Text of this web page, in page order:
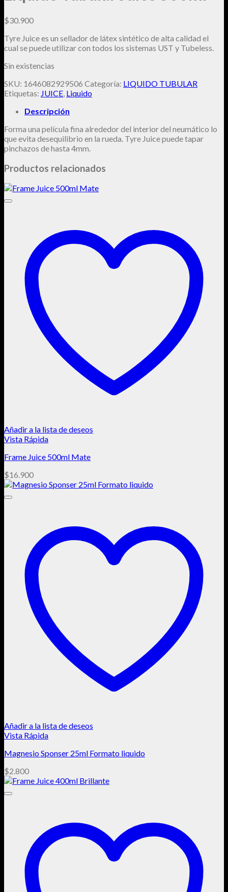
$30.900
Tyre Juice es un sellador de látex sintético de alta calidad el
cual se puede utilizar con todos los sistemas UST y Tubeless.
Sin existencias
SKU: 1646082929506 Categoría: LIQUIDO TUBULAR
Etiquetas: JUICE, Liquido
Descripción
Forma una película fina alrededor del interior del neumático lo
que evita desequilibrio en la rueda. Tyre Juice puede tapar
pinchazos de hasta 4mm.
Productos relacionados
Añadir a la lista de deseos
Vista Rápida
Frame Juice 500ml Mate
$16.900
Añadir a la lista de deseos
Vista Rápida
Magnesio Sponser 25ml Formato liquido
$2.800